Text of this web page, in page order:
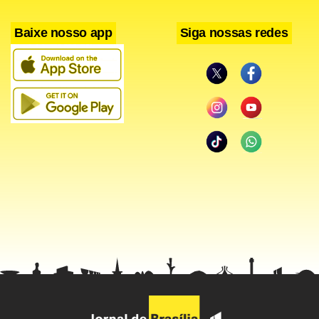
Confira todos os resultados desta quinta-feira pela
Copa da Uefa:
Rubin Kazan/RUS 0 x 1 Parma/ITA
Levadia Tallinn/EST 0 x 1 Newcastle/ING
Hertha Berlim/ALE 2 x 2 OB Odense/DIN
Legia Varsóvia/POL 1 x 1 Austria Viena/AUT
Lokomotiv Moscou/RUS 2 x 1 Zulte-Waregem/BEL
Besiktas/TUR 2 x 0 CSKA Sofia/BUL
Baixe nosso app Siga nossas redes